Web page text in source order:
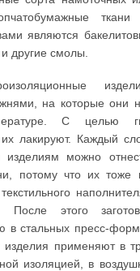
ткани
являются
другие смолы.
на которые они
С целью
лакируют. Каждый
можно
потому что их тоже
После этого
в стальных пресс-
изделия применяют в
изоляцией, в